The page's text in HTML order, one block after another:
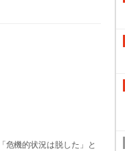
危機的状況は脱した」と